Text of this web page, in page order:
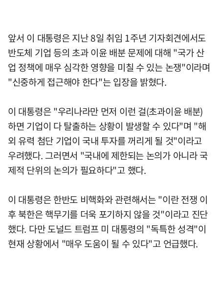
앞서 이 대통령은 지난 8일 취임 1주년 기자회견에서도
반도체 기업 등의 초과 이윤 배분 문제에 대해 "국가 산
업 정책에 매우 심각한 영향을 미칠 수 있는 논쟁"이라며
"신중하게 접근해야 한다"는 입장을 밝혔다.
이 대통령은 "우리나라만 먼저 이런 걸(초과이윤 배분)
하면 기업이 다 탈출하는 상황이 발생할 수 있다"며 "해
외 유력 첨단 기업이 국내 투자를 꺼리게 될 것"이라고
우려했다. 그러면서 "국내에 제한되는 논의가 아니라 국
제적 단위의 논의가 필요하다"고 했다.
이 대통령은 한반도 비핵화와 관련해서는 "이란 전쟁 이
후 북한은 핵무기를 더욱 포기하지 않을 것"이라고 진단
했다. 다만 도널드 트럼프 미 대통령의 "독특한 성격"이
현재 상황에서 "매우 도움이 될 수 있다"고 언급했다.